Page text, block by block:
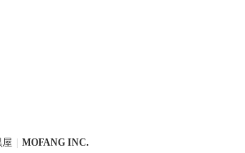
屋 MOFANG INC.